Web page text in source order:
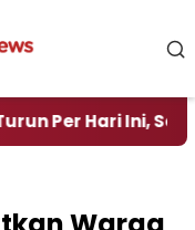
Ini, Segini